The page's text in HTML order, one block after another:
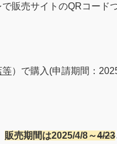
売サイトのQRコード
等）で購入(申請期間：
販売期間は2025/4/8～4/23